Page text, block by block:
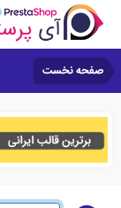
صفحه نخست